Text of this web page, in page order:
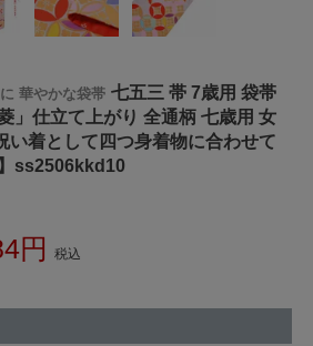
華やかな袋帯 七五三 帯 7歳用 袋帯
」仕立て上がり 全通柄 七歳用 女
い着として四つ身着物に合わせて
ss2506kkd10
税込